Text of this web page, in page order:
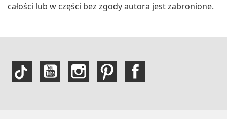
całości lub w części bez zgody autora jest zabronione.